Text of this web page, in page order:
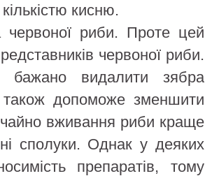
кисню.
риби. Проте цей
червоної риби.
видалити зябра
допоможе зменшити
вживання риби краще
сполуки. Однак у деяких
препаратів, тому